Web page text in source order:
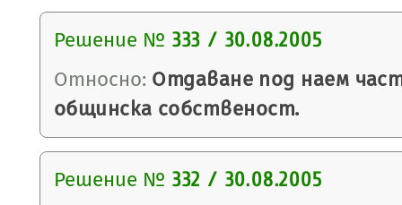
Решение № 333 / 30.08.2005
Относно: Отдаване под наем
общинска собственост.
Решение № 332 / 30.08.2005